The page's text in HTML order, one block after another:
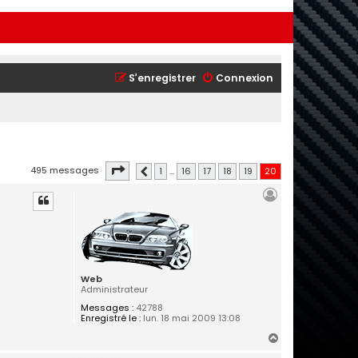
Connexion
S’enregistrer
495 messages Page 20 20
Précédente
1 … 16 17 18 19 20
Web
Administrateur
Messages :42788
Enregistré le :lun. 18 mai 2009 13:08